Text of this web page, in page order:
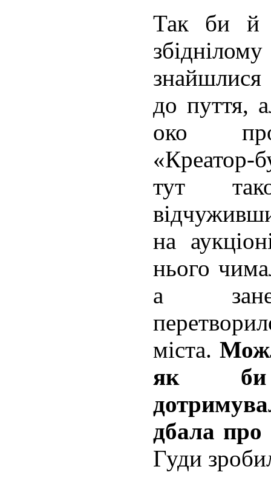
Так би й
знайшлися
до пуття,
око
тут
на
нього
а
міста.
як би
дбала про
Гуди